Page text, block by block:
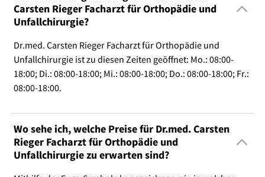
Carsten Rieger Facharzt für Orthopädie und
Unfallchirurgie?
Dr.med. Carsten Rieger Facharzt für Orthopädie und
Unfallchirurgie ist zu diesen Zeiten geöffnet: Mo.: 08:00-
18:00; Di.: 08:00-18:00; Mi.: 08:00-18:00; Do.: 08:00-18:00; Fr.:
08:00-18:00.
Wo sehe ich, welche Preise für Dr.med. Carsten
Rieger Facharzt für Orthopädie und
Unfallchirurgie zu erwarten sind?